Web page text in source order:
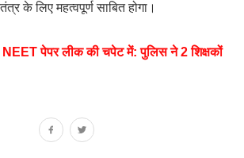
के लिए महत्वपूर्ण साबित होगा।
NEET पेपर लीक की चपेट में: पुलिस ने 2 शिक्षकों